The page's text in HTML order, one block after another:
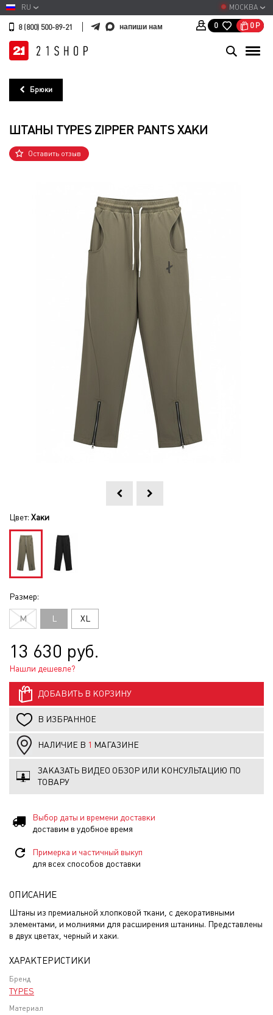
МОСКВА
RU
8 (800) 500-89-21 напиши нам 0 0 Р
Брюки
ШТАНЫ TYPES ZIPPER PANTS ХАКИ
Оставить отзыв
Цвет: Хаки
Размер:
M L XL
13 630 руб.
Нашли дешевле?
ДОБАВИТЬ В КОРЗИНУ
В ИЗБРАННОЕ
НАЛИЧИЕ В 1 МАГАЗИНЕ
ЗАКАЗАТЬ ВИДЕО ОБЗОР ИЛИ КОНСУЛЬТАЦИЮ ПО
ТОВАРУ
Выбор даты и времени доставки
доставим в удобное время
Примерка и частичный выкуп
для всех способов доставки
ОПИСАНИЕ
Штаны из премиальной хлопковой ткани, с декоративными
элементами, и молниями для расширения штанины. Представлены
в двух цветах, черный и хаки.
ХАРАКТЕРИСТИКИ
Бренд
TYPES
Материал